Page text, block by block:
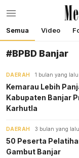
Semua Video
#BPBD Banjar
DAERAH 1 bulan yang lalu
Kemarau Lebih
Kabupaten Banjar
Karhutla
DAERAH 3 bulan yang lalu
50 Peserta
Gambut Banjar